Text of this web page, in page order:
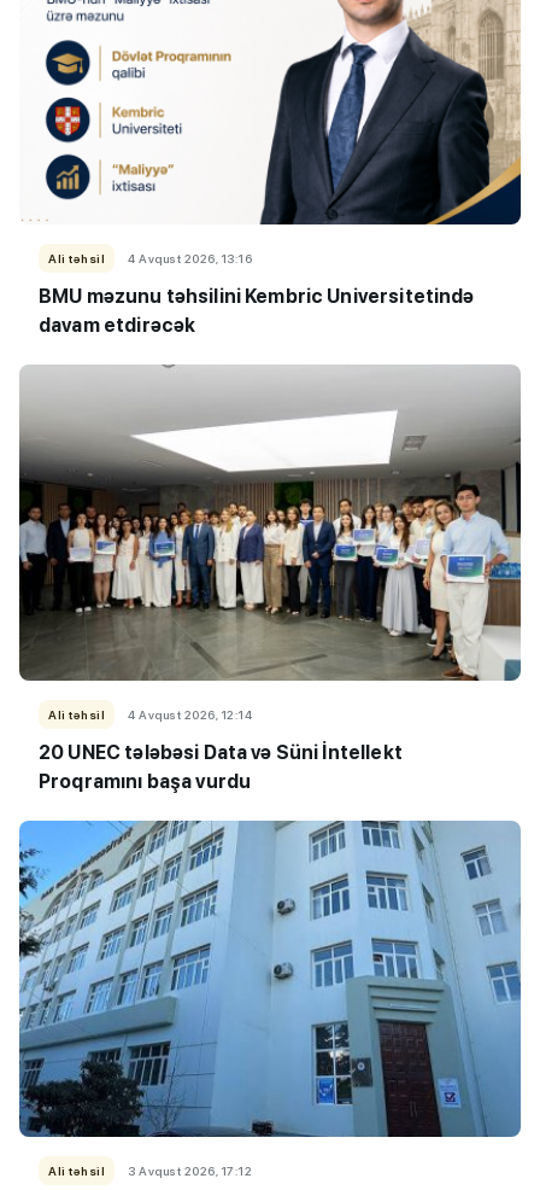
Ali təhsil 4 Avqust 2026, 13:16
BMU məzunu təhsilini Kembric Universitetində
davam etdirəcək
Ali təhsil 4 Avqust 2026, 12:14
20 UNEC tələbəsi Data və Süni İntellekt
Proqramını başa vurdu
Ali təhsil 3 Avqust 2026, 17:12